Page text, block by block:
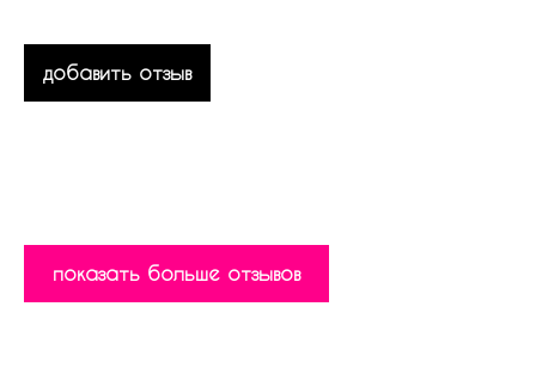
добавить отзыв
показать больше отзывов